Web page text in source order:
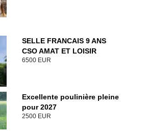
SELLE FRANCAIS 9 ANS
CSO AMAT ET LOISIR
6500 EUR
Excellente poulinière pleine
pour 2027
2500 EUR